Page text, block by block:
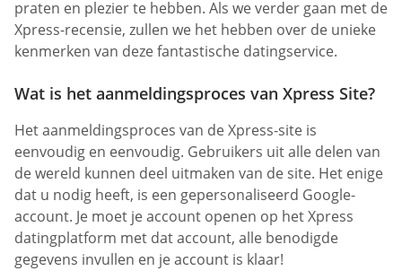
praten en plezier te hebben. Als we verder gaan met de
Xpress-recensie, zullen we het hebben over de unieke
kenmerken van deze fantastische datingservice.
Wat is het aanmeldingsproces van Xpress Site?
Het aanmeldingsproces van de Xpress-site is
eenvoudig en eenvoudig. Gebruikers uit alle delen van
de wereld kunnen deel uitmaken van de site. Het enige
dat u nodig heeft, is een gepersonaliseerd Google-
account. Je moet je account openen op het Xpress
datingplatform met dat account, alle benodigde
gegevens invullen en je account is klaar!